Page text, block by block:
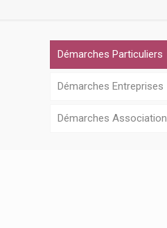
Démarches Particuliers
Démarches Entreprises
Démarches